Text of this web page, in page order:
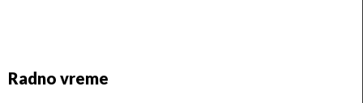
Radno vreme